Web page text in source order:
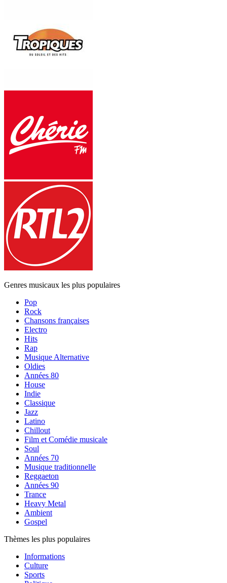
Genres musicaux les plus populaires
Pop
Rock
Chansons françaises
Electro
Hits
Rap
Musique Alternative
Oldies
Années 80
House
Indie
Classique
Jazz
Latino
Chillout
Film et Comédie musicale
Soul
Années 70
Musique traditionnelle
Reggaeton
Années 90
Trance
Heavy Metal
Ambient
Gospel
Thèmes les plus populaires
Informations
Culture
Sports